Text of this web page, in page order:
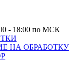
- 18:00 по МСК
НА ОБРАБОТКУ